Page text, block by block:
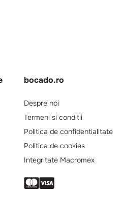
bocado.ro
Despre noi
Termeni si conditii
Politica de confidentialitate
Politica de cookies
Integritate Macromex